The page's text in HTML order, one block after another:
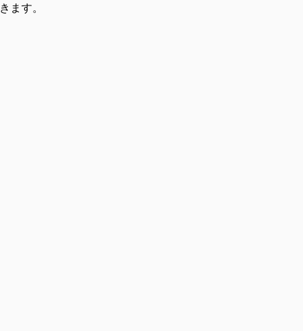
きます。